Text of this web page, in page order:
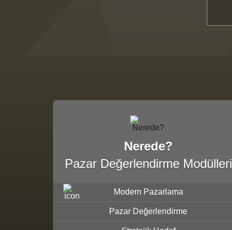
Nerede?
Pazar Değerlendirme Modülleri
Modern Pazarlama
Pazar Değerlendirme